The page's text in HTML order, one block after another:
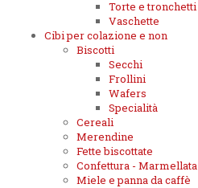
Torte e tronchetti
Vaschette
Cibi per colazione e non
Biscotti
Secchi
Frollini
Wafers
Specialità
Cereali
Merendine
Fette biscottate
Confettura - Marmellata
Miele e panna da caffè